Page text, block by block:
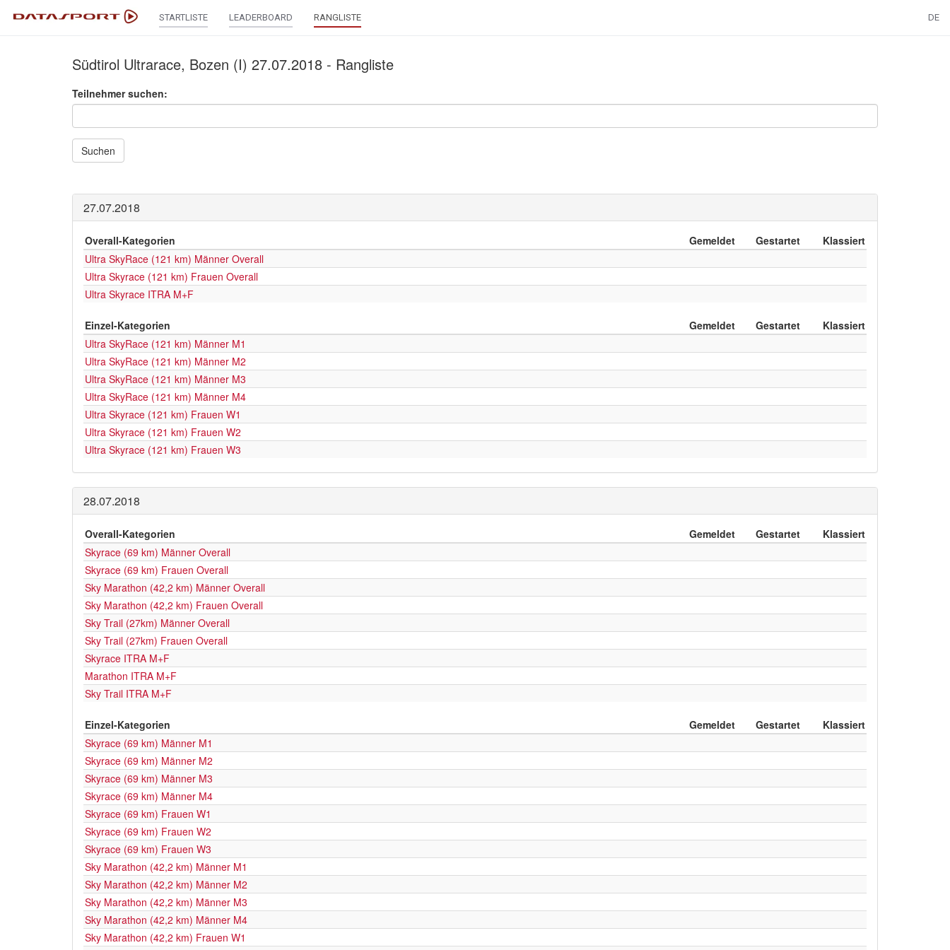
STARTLISTE LEADERBOARD RANGLISTE DE
Südtirol Ultrarace, Bozen (I) 27.07.2018 - Rangliste
Teilnehmer suchen:
Suchen
27.07.2018
Overall-Kategorien Gemeldet Gestartet
Klassiert
Ultra SkyRace (121 km) Männer Overall
Ultra Skyrace (121 km) Frauen Overall
Ultra Skyrace ITRA M+F
Einzel-Kategorien Gemeldet Gestartet
Klassiert
Ultra SkyRace (121 km) Männer M1
Ultra SkyRace (121 km) Männer M2
Ultra SkyRace (121 km) Männer M3
Ultra SkyRace (121 km) Männer M4
Ultra Skyrace (121 km) Frauen W1
Ultra Skyrace (121 km) Frauen W2
Ultra Skyrace (121 km) Frauen W3
28.07.2018
Overall-Kategorien Gemeldet Gestartet
Klassiert
Skyrace (69 km) Männer Overall
Skyrace (69 km) Frauen Overall
Sky Marathon (42,2 km) Männer Overall
Sky Marathon (42,2 km) Frauen Overall
Sky Trail (27km) Männer Overall
Sky Trail (27km) Frauen Overall
Skyrace ITRA M+F
Marathon ITRA M+F
Sky Trail ITRA M+F
Einzel-Kategorien Gemeldet Gestartet
Klassiert
Skyrace (69 km) Männer M1
Skyrace (69 km) Männer M2
Skyrace (69 km) Männer M3
Skyrace (69 km) Männer M4
Skyrace (69 km) Frauen W1
Skyrace (69 km) Frauen W2
Skyrace (69 km) Frauen W3
Sky Marathon (42,2 km) Männer M1
Sky Marathon (42,2 km) Männer M2
Sky Marathon (42,2 km) Männer M3
Sky Marathon (42,2 km) Männer M4
Sky Marathon (42,2 km) Frauen W1